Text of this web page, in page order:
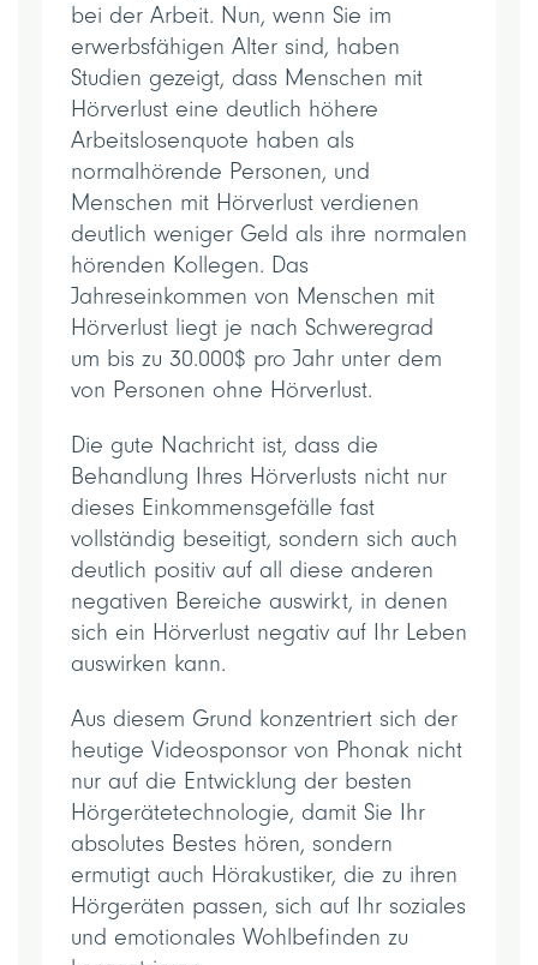
bei der Arbeit. Nun, wenn Sie im
erwerbsfähigen Alter sind, haben
Studien gezeigt, dass Menschen mit
Hörverlust eine deutlich höhere
Arbeitslosenquote haben als
normalhörende Personen, und
Menschen mit Hörverlust verdienen
deutlich weniger Geld als ihre normalen
hörenden Kollegen. Das
Jahreseinkommen von Menschen mit
Hörverlust liegt je nach Schweregrad
um bis zu 30.000$ pro Jahr unter dem
von Personen ohne Hörverlust.
Die gute Nachricht ist, dass die
Behandlung Ihres Hörverlusts nicht nur
dieses Einkommensgefälle fast
vollständig beseitigt, sondern sich auch
deutlich positiv auf all diese anderen
negativen Bereiche auswirkt, in denen
sich ein Hörverlust negativ auf Ihr Leben
auswirken kann.
Aus diesem Grund konzentriert sich der
heutige Videosponsor von Phonak nicht
nur auf die Entwicklung der besten
Hörgerätetechnologie, damit Sie Ihr
absolutes Bestes hören, sondern
ermutigt auch Hörakustiker, die zu ihren
Hörgeräten passen, sich auf Ihr soziales
und emotionales Wohlbefinden zu